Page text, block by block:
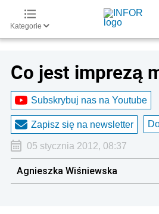
Kategorie
Co jest imprezą
Subskrybuj nas na Youtube
Zapisz się na newsletter
05 stycznia 2012, 08:37
Agnieszka Wiśniewska